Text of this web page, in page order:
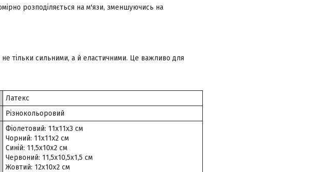
розподіляється на м'язи, зменшуючись на
тільки сильними, а й еластичними. Це важливо для
Латекс
Різнокольоровий
Фіолетовий: 11х11х3 см
Чорний: 11х11х2 см
Синій: 11,5х10х2 см
Червоний: 11,5х10,5х1,5 см
Жовтий: 12х10х2 см